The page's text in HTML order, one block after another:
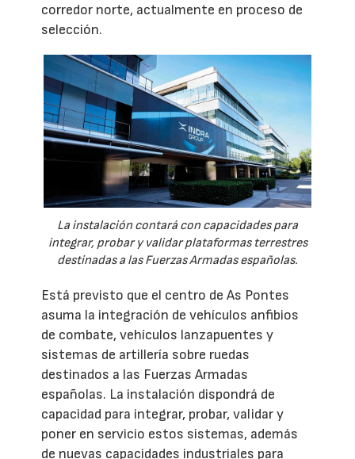
corredor norte, actualmente en proceso de
selección.
La instalación contará con capacidades para
integrar, probar y validar plataformas terrestres
destinadas a las Fuerzas Armadas españolas.
Está previsto que el centro de As Pontes
asuma la integración de vehículos anfibios
de combate, vehículos lanzapuentes y
sistemas de artillería sobre ruedas
destinados a las Fuerzas Armadas
españolas. La instalación dispondrá de
capacidad para integrar, probar, validar y
poner en servicio estos sistemas, además
de nuevas capacidades industriales para